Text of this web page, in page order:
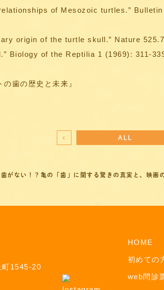
of Mesozoic turtles.”
origin of the turtle skull.” Nature
Biology of the Reptilia 1 (1969): 311-
歯の歴史と未来』
ALL
がない！？亀の「歯」に関する驚きの真実と、映画
町1545-20
HOME
初めての
web問診